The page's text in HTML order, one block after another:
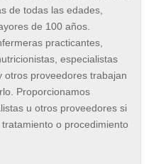
de todas las edades,
de 100 años.
practicantes,
especialistas
otros proveedores trabajan
Proporcionamos
u otros proveedores si
o procedimiento